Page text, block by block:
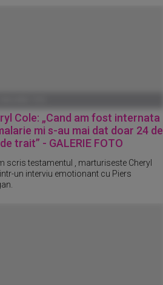
Cole: „Cand am fost internata
mi s-au mai dat doar 24 de
trait” - GALERIE FOTO
scris testamentul , marturiseste Cheryl
un interviu emotionant cu Piers